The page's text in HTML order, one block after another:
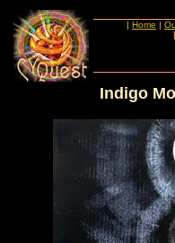
| Home |
Indigo